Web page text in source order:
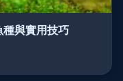
與實用技巧